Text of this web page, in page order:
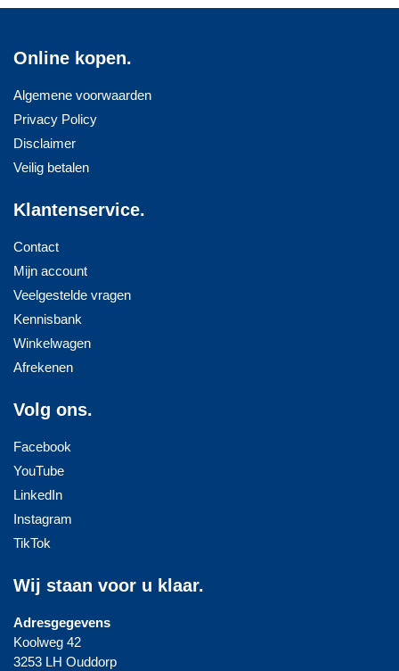
Online kopen.
Algemene voorwaarden
Privacy Policy
Disclaimer
Veilig betalen
Klantenservice.
Contact
Mijn account
Veelgestelde vragen
Kennisbank
Winkelwagen
Afrekenen
Volg ons.
Facebook
YouTube
LinkedIn
Instagram
TikTok
Wij staan voor u klaar.
Adresgegevens
Koolweg 42
3253 LH Ouddorp